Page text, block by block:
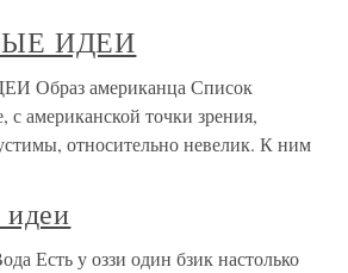
ИДЕИ
Образ американца Список
с американской точки зрения,
относительно невелик. К ним
Есть у оззи один бзик настолько